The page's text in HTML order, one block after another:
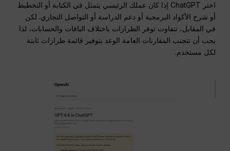
اختر ChatGPT إذا كان عملك الرئيسي يتمثل في الكتابة أو التخطيط
أو شرح الأكواد البرمجية أو دعم الدراسة أو التواصل التجاري. لكن
في المقابل، تتفاوت توفر الطرازات باختلاف الباقات والحسابات، لذا
يجب أن تتجنب المقارنات العامة الوعد بتوفير قائمة طرازات ثابتة
لكل مستخدم.